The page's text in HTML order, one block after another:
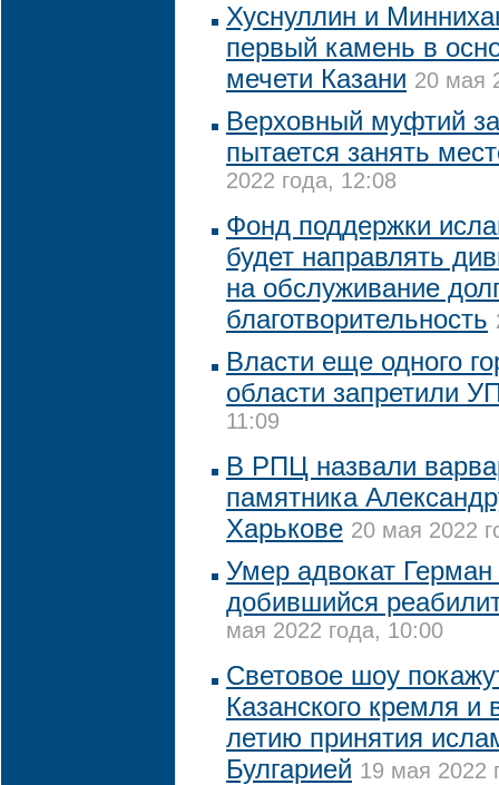
Хуснуллин и
первый камень в
мечети Казани 20 мая
Верховный муфтий
пытается занять
2022 года, 12:08
Фонд поддержки
будет направлять
на обслуживание
благотворительность
Власти еще одного
области запретили
11:09
В РПЦ назвали
памятника
Харькове 20 мая 2022
Умер адвокат
добившийся
мая 2022 года, 10:00
Световое шоу
Казанского кремля и
летию принятия
Булгарией 19 мая 2022